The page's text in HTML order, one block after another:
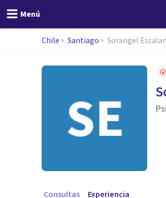
Menú
Chile Santiago Sorangel
Consultas Experiencia